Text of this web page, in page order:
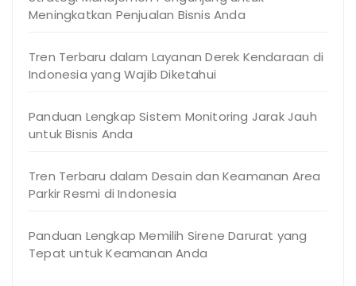
Meningkatkan Penjualan Bisnis Anda
Tren Terbaru dalam Layanan Derek Kendaraan di
Indonesia yang Wajib Diketahui
Panduan Lengkap Sistem Monitoring Jarak Jauh
untuk Bisnis Anda
Tren Terbaru dalam Desain dan Keamanan Area
Parkir Resmi di Indonesia
Panduan Lengkap Memilih Sirene Darurat yang
Tepat untuk Keamanan Anda